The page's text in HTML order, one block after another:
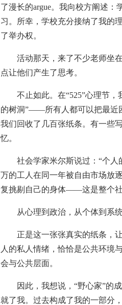
了漫长的argue。我向校方阐述
习。所幸，学校充分接纳了我的
了举办权。
活动那天，来了不少老师坐在
点让他们产生了思考。
不止如此。在“525”心理节，
的树洞”——所有人都可以把最近
我们回收了几百张纸条。有一些
忆。
社会学家米尔斯说过：“个人
万的工人在同一年被自由市场放
复挑剔自己的身体——这是整个社
从心理到政治，从个体到系统
正是这一张张真实的纸条，让
人的私人情绪，恰恰是公共环境
会与公共层面。
因此，我想说，“野心家”的成
就了我。过去构成了我的一部分